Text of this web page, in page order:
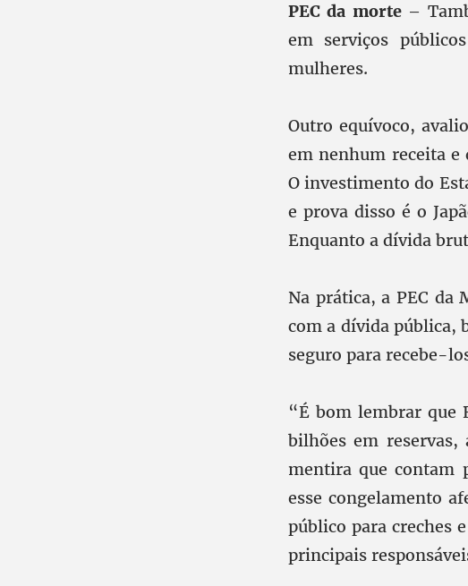
PEC da morte–
em serviços
mulheres.
Outro equívoco,
em nenhum receita e
O investimento do
e prova disso é o
Enquanto a dívida
Na prática, a PEC da
com a dívida pública,
seguro para recebe-
“É bom lembrar que
bilhões em
mentira que contam
esse congelamento
público para creches
principais